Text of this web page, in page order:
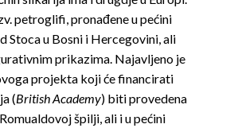
petroglifi, pronađene u pećini
Stoca u Bosni i Hercegovini, ali
prikazima. Najavljeno je
projekta koji će financirati
(British Academy) biti provedena
špilji, ali i u pećini